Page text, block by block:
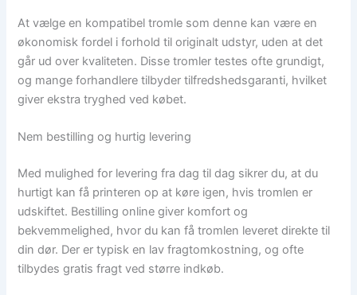
At vælge en kompatibel tromle som denne kan være en
økonomisk fordel i forhold til originalt udstyr, uden at det
går ud over kvaliteten. Disse tromler testes ofte grundigt,
og mange forhandlere tilbyder tilfredshedsgaranti, hvilket
giver ekstra tryghed ved købet.
Nem bestilling og hurtig levering
Med mulighed for levering fra dag til dag sikrer du, at du
hurtigt kan få printeren op at køre igen, hvis tromlen er
udskiftet. Bestilling online giver komfort og
bekvemmelighed, hvor du kan få tromlen leveret direkte til
din dør. Der er typisk en lav fragtomkostning, og ofte
tilbydes gratis fragt ved større indkøb.